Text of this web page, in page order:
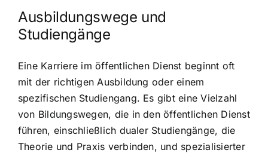
Ausbildungswege und
Studiengänge
Eine Karriere im öffentlichen Dienst beginnt oft
mit der richtigen Ausbildung oder einem
spezifischen Studiengang. Es gibt eine Vielzahl
von Bildungswegen, die in den öffentlichen Dienst
führen, einschließlich dualer Studiengänge, die
Theorie und Praxis verbinden, und spezialisierter